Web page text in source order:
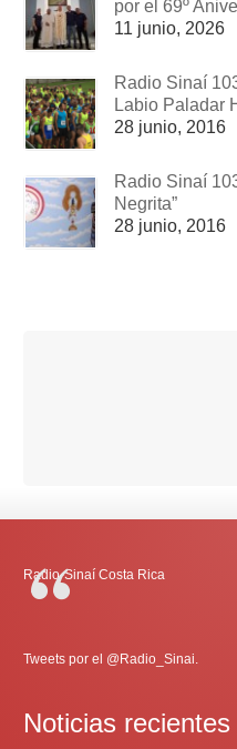
por el 69º
11 junio, 2026
Radio Sinaí
Labio Paladar
28 junio, 2016
Radio Sinaí
Negrita”
28 junio, 2016
Radio-Sinaí Costa Rica
Tweets por el @Radio_Sinai.
Noticias recientes